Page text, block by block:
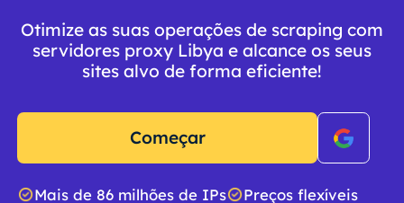
Otimize as suas operações de scraping com
servidores proxy Libya e alcance os seus
sites alvo de forma eficiente!
Começar
Mais de 86 milhões de IPs
Preços flexíveis